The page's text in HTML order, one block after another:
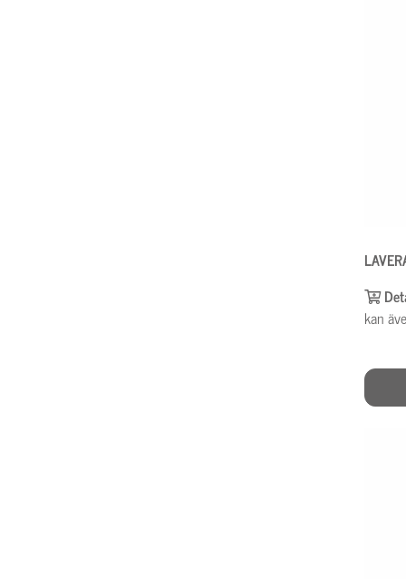
kan